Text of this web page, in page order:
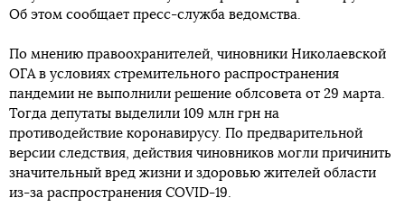
Об этом сообщает пресс-служба ведомства.
По мнению правоохранителей, чиновники Николаевской
ОГА в условиях стремительного распространения
пандемии не выполнили решение облсовета от 29 марта.
Тогда депутаты выделили 109 млн грн на
противодействие коронавирусу. По предварительной
версии следствия, действия чиновников могли причинить
значительный вред жизни и здоровью жителей области
из-за распространения COVID-19.